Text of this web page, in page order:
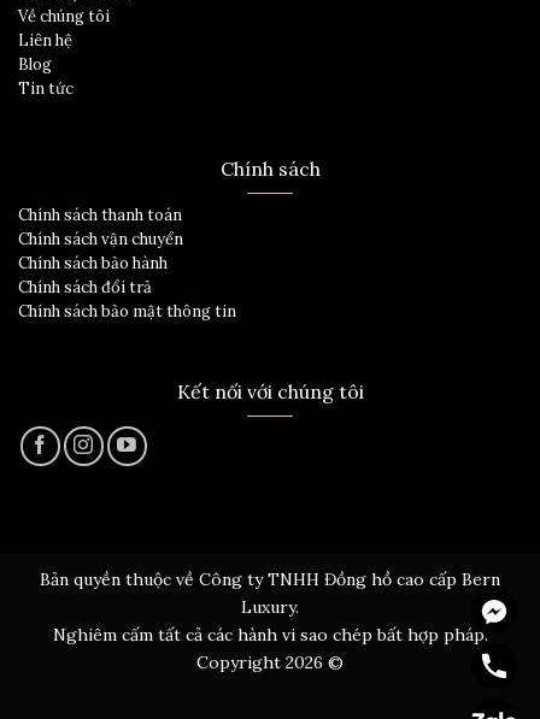
Về chúng tôi
Liên hệ
Blog
Tin tức
Chính sách
Chính sách thanh toán
Chính sách vận chuyển
Chính sách bảo hành
Chính sách đổi trả
Chính sách bảo mật thông tin
Kết nối với chúng tôi
Bản quyền thuộc về Công ty TNHH Đồng hồ cao cấp Bern
Luxury.
Nghiêm cấm tất cả các hành vi sao chép bất hợp pháp.
Copyright 2026 ©
Hotline